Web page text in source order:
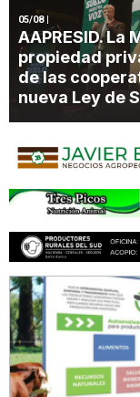
05/08|
AAPRESID. La
propiedad
de las
nueva Ley de